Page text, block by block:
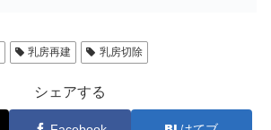
乳房再建 乳房切除
シェアする